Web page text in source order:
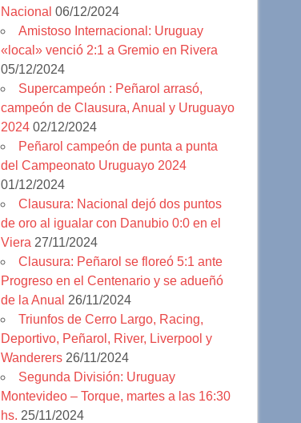
Nacional 06/12/2024
Amistoso Internacional: Uruguay
«local» venció 2:1 a Gremio en Rivera
05/12/2024
Supercampeón : Peñarol arrasó,
campeón de Clausura, Anual y Uruguayo
2024 02/12/2024
Peñarol campeón de punta a punta
del Campeonato Uruguayo 2024
01/12/2024
Clausura: Nacional dejó dos puntos
de oro al igualar con Danubio 0:0 en el
Viera 27/11/2024
Clausura: Peñarol se floreó 5:1 ante
Progreso en el Centenario y se adueñó
de la Anual 26/11/2024
Triunfos de Cerro Largo, Racing,
Deportivo, Peñarol, River, Liverpool y
Wanderers 26/11/2024
Segunda División: Uruguay
Montevideo – Torque, martes a las 16:30
hs. 25/11/2024